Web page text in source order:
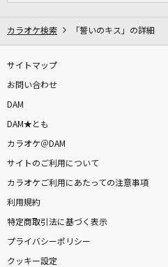
カラオケ検索 「誓いのキス」の詳細
サイトマップ
お問い合わせ
DAM
DAM★とも
カラオケ＠DAM
サイトのご利用について
カラオケご利用にあたっての注意事項
利用規約
特定商取引法に基づく表示
プライバシーポリシー
クッキー設定